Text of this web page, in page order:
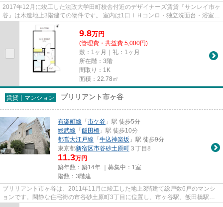
2017年12月に竣工した法政大学田町校舎付近のデザイナーズ賃貸『サンレイ市ヶ
谷』は木造地上3階建ての物件です。 室内は1口ＩＨコンロ・独立洗面台・浴室暖
房換気乾燥機・ＴＶモニター...
9.8万円
(管理費・共益費 5,000円)
敷：1ヶ月｜礼：1ヶ月
所在階：3階
間取り：1K
面積：22.78㎡
賃貸｜マンション ブリリアント市ヶ谷
有楽町線 「 市ケ谷 」駅 徒歩5分
総武線 「 飯田橋 」駅 徒歩10分
都営大江戸線 「 牛込神楽坂 」駅 徒歩9分
東京都新宿区市谷砂土原町 ３丁目8
11.3万円
築年数：築14年 ｜募集中： 1室
階数：3階建
ブリリアント市ヶ谷は、2011年11月に竣工した地上3階建て総戸数6戸のマンシ
ョンです。閑静な住宅街の市谷砂土原町3丁目に位置し、市ヶ谷駅、飯田橋駅、